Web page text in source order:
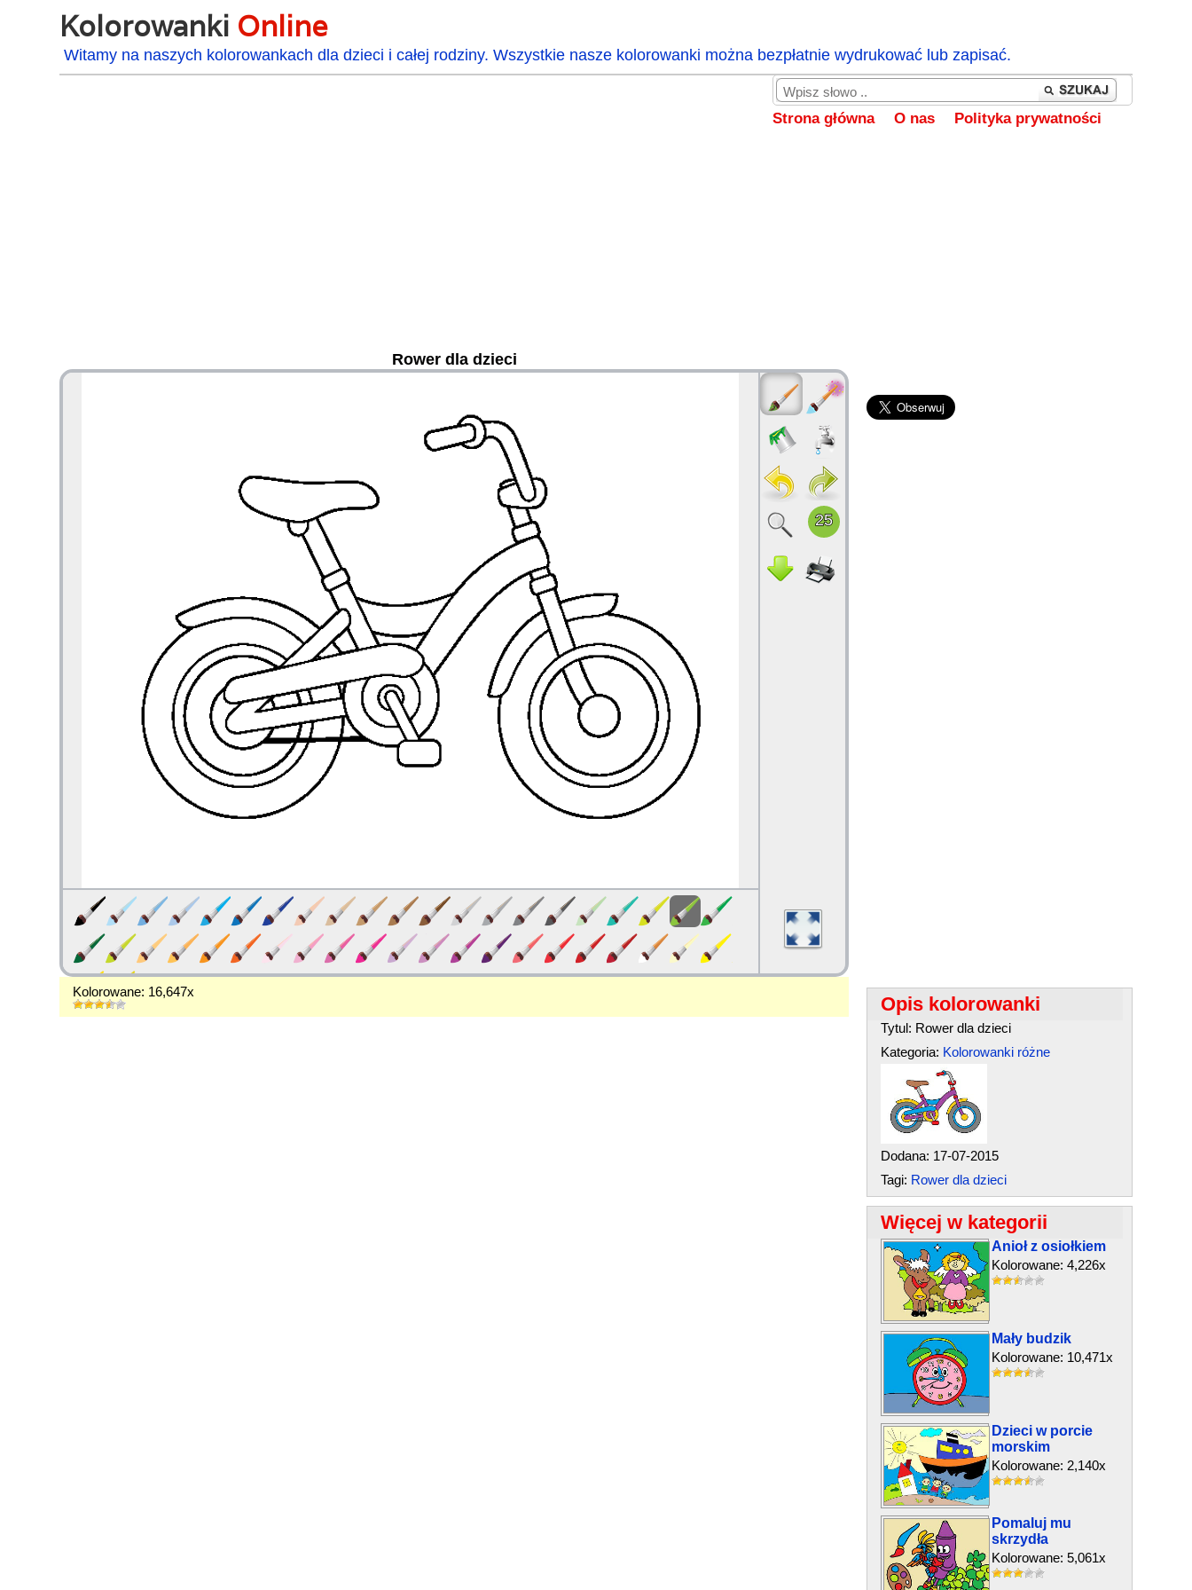
Kolorowanki Online
Witamy na naszych kolorowankach dla dzieci i całej rodziny. Wszystkie nasze kolorowanki można bezpłatnie wydrukować lub zapisać.
Strona główna O nas Polityka prywatności
Rower dla dzieci
Kolorowane: 16,647x
Opis kolorowanki
Tytul: Rower dla dzieci
Kategoria: Kolorowanki różne
Dodana: 17-07-2015
Tagi: Rower dla dzieci
Więcej w kategorii
Anioł z osiołkiem
Kolorowane: 4,226x
Mały budzik
Kolorowane: 10,471x
Dzieci w porcie
morskim
Kolorowane: 2,140x
Pomaluj mu
skrzydła
Kolorowane: 5,061x